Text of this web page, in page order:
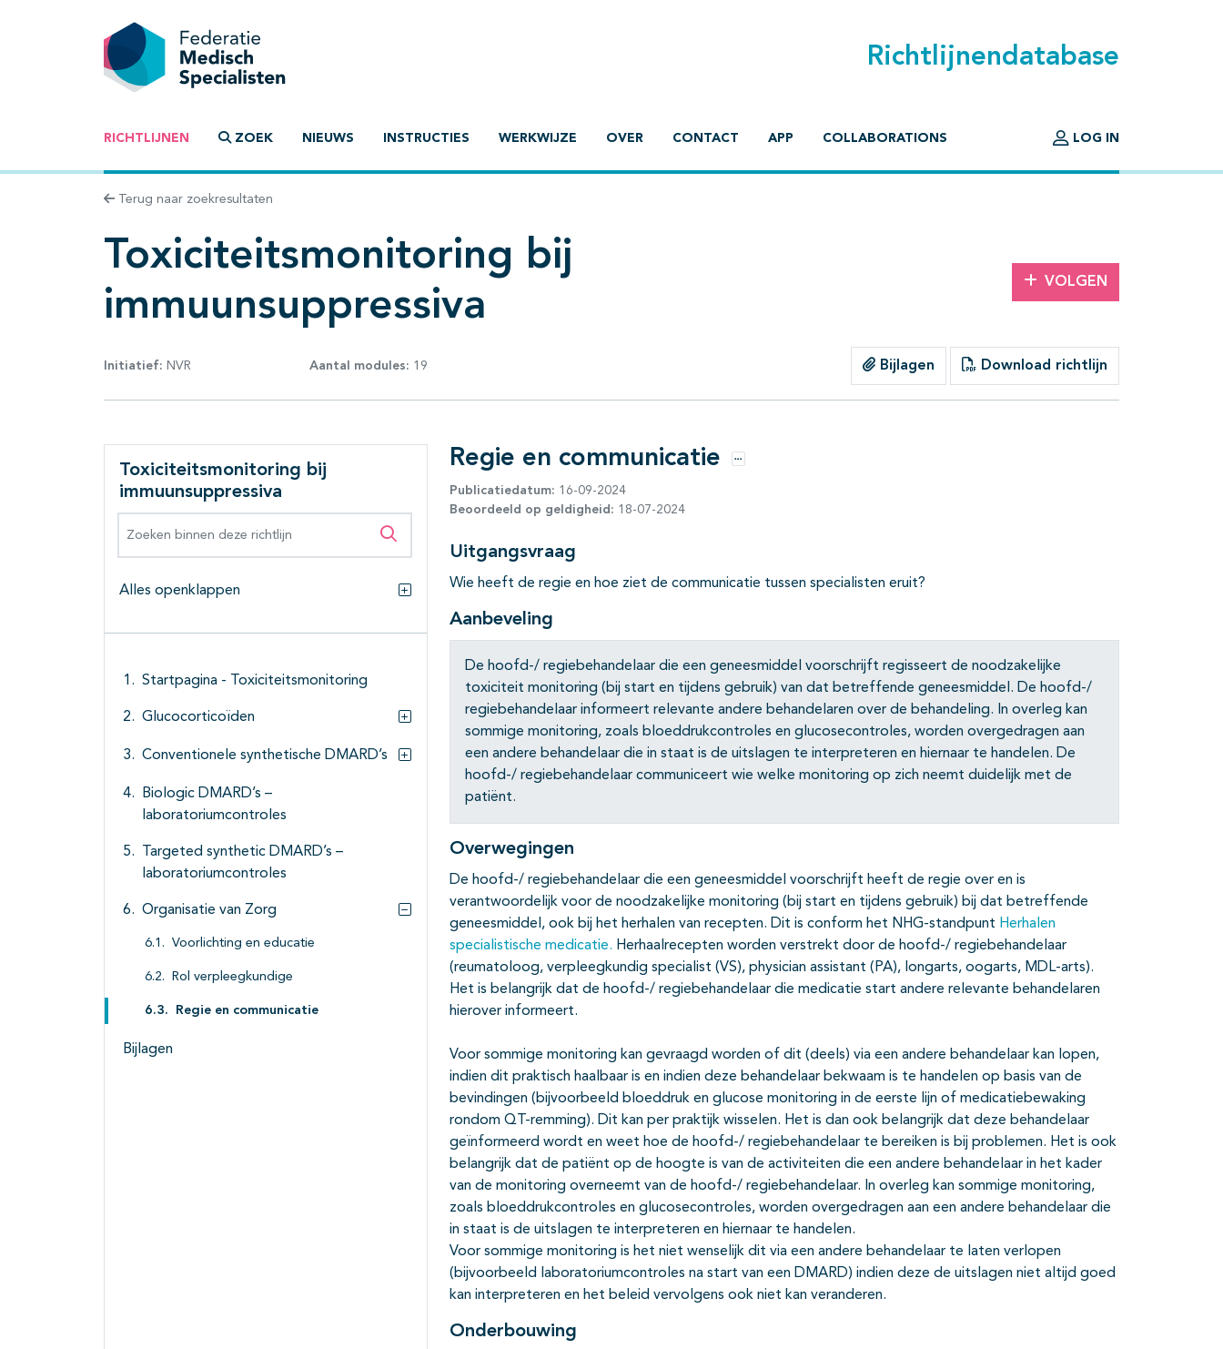
Richtlijnendatabase
RICHTLIJNEN ZOEK NIEUWS INSTRUCTIES WERKWIJZE OVER CONTACT APP COLLABORATIONS LOG IN
Terug naar zoekresultaten
Toxiciteitsmonitoring bij
immuunsuppressiva
VOLGEN
Initiatief: NVR Aantal modules: 19 Bijlagen Download richtlijn
Toxiciteitsmonitoring bij
immuunsuppressiva
Zoeken binnen deze richtlijn
Alles openklappen
Alles openklappen
Startpagina - Toxiciteitsmonitoring
Glucocorticoïden
Subpagina's open- en dichtklappen
Conventionele synthetische DMARD’s
Subpagina's open- en dichtklappen
Biologic DMARD’s –
laboratoriumcontroles
Targeted synthetic DMARD’s –
laboratoriumcontroles
Organisatie van Zorg
Subpagina's open- en dichtklappen
Voorlichting en educatie
Rol verpleegkundige
Regie en communicatie
Bijlagen
Regie en communicatie Opties
Publicatiedatum: 16-09-2024
Beoordeeld op geldigheid: 18-07-2024
Uitgangsvraag
Wie heeft de regie en hoe ziet de communicatie tussen specialisten eruit?
Aanbeveling
De hoofd-/ regiebehandelaar die een geneesmiddel voorschrijft regisseert de noodzakelijke
toxiciteit monitoring (bij start en tijdens gebruik) van dat betreffende geneesmiddel. De hoofd-/
regiebehandelaar informeert relevante andere behandelaren over de behandeling. In overleg kan
sommige monitoring, zoals bloeddrukcontroles en glucosecontroles, worden overgedragen aan
een andere behandelaar die in staat is de uitslagen te interpreteren en hiernaar te handelen. De
hoofd-/ regiebehandelaar communiceert wie welke monitoring op zich neemt duidelijk met de
patiënt.
Overwegingen
De hoofd-/ regiebehandelaar die een geneesmiddel voorschrijft heeft de regie over en is
verantwoordelijk voor de noodzakelijke monitoring (bij start en tijdens gebruik) bij dat betreffende
geneesmiddel, ook bij het herhalen van recepten. Dit is conform het NHG-standpunt Herhalen
specialistische medicatie. Herhaalrecepten worden verstrekt door de hoofd-/ regiebehandelaar
(reumatoloog, verpleegkundig specialist (VS), physician assistant (PA), longarts, oogarts, MDL-arts).
Het is belangrijk dat de hoofd-/ regiebehandelaar die medicatie start andere relevante behandelaren
hierover informeert.
Voor sommige monitoring kan gevraagd worden of dit (deels) via een andere behandelaar kan lopen,
indien dit praktisch haalbaar is en indien deze behandelaar bekwaam is te handelen op basis van de
bevindingen (bijvoorbeeld bloeddruk en glucose monitoring in de eerste lijn of medicatiebewaking
rondom QT-remming). Dit kan per praktijk wisselen. Het is dan ook belangrijk dat deze behandelaar
geïnformeerd wordt en weet hoe de hoofd-/ regiebehandelaar te bereiken is bij problemen. Het is ook
belangrijk dat de patiënt op de hoogte is van de activiteiten die een andere behandelaar in het kader
van de monitoring overneemt van de hoofd-/ regiebehandelaar. In overleg kan sommige monitoring,
zoals bloeddrukcontroles en glucosecontroles, worden overgedragen aan een andere behandelaar die
in staat is de uitslagen te interpreteren en hiernaar te handelen.
Voor sommige monitoring is het niet wenselijk dit via een andere behandelaar te laten verlopen
(bijvoorbeeld laboratoriumcontroles na start van een DMARD) indien deze de uitslagen niet altijd goed
kan interpreteren en het beleid vervolgens ook niet kan veranderen.
Onderbouwing